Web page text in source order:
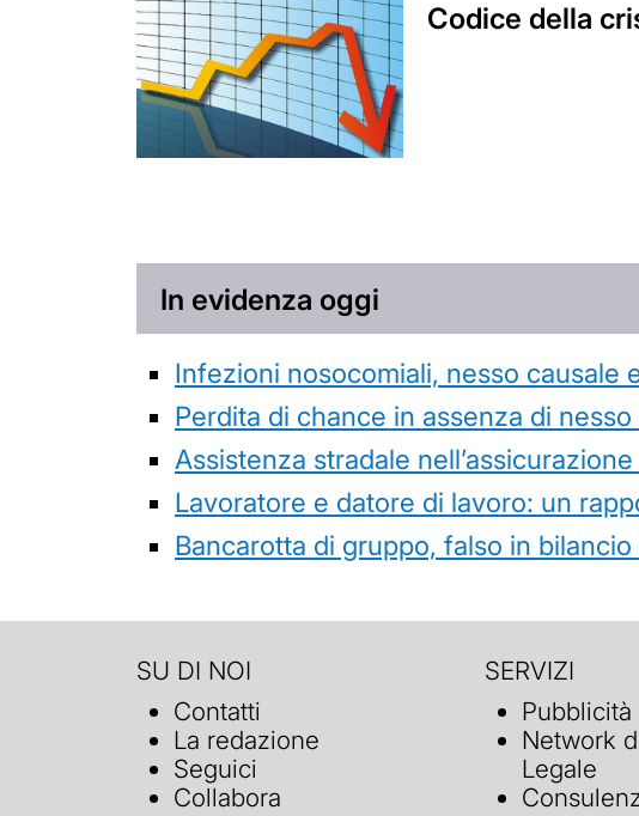
Codice della
In evidenza oggi
Infezioni nosocomiali, nesso causale
Perdita di chance in assenza di
Assistenza stradale
Lavoratore e datore di lavoro: un
Bancarotta di gruppo, falso in
SU DI NOI
Contatti
La redazione
Seguici
Collabora
SERVIZI
Pubblicità
Network
Legale